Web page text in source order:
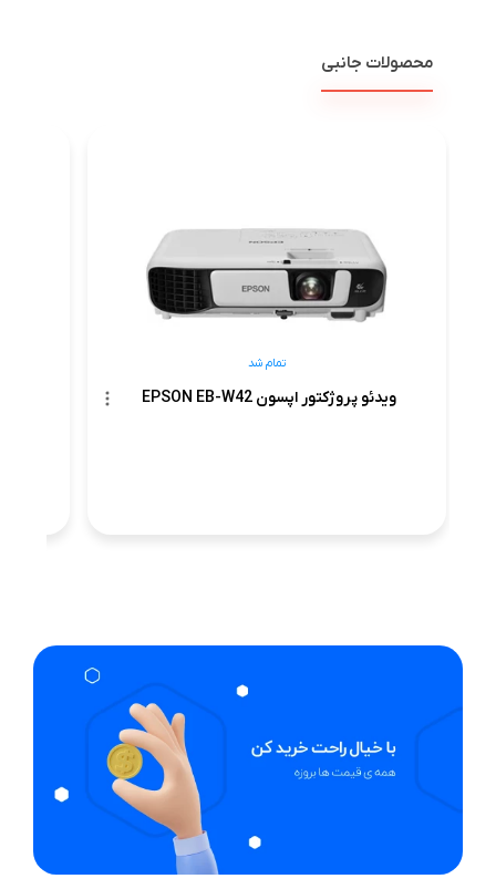
محصولات جانبی
ویدئو پروژکتور اپسون EPSON EB-W42
تمام شد